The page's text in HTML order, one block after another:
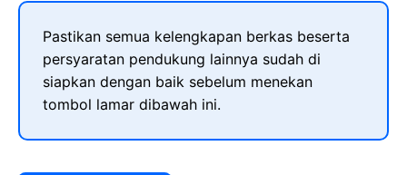
Pastikan semua kelengkapan berkas beserta
persyaratan pendukung lainnya sudah di
siapkan dengan baik sebelum menekan
tombol lamar dibawah ini.